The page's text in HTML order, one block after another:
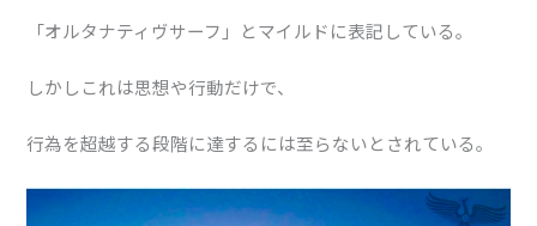
「オルタナティヴサーフ」とマイルドに表記している。
しかしこれは思想や行動だけで、
行為を超越する段階に達するには至らないとされている。